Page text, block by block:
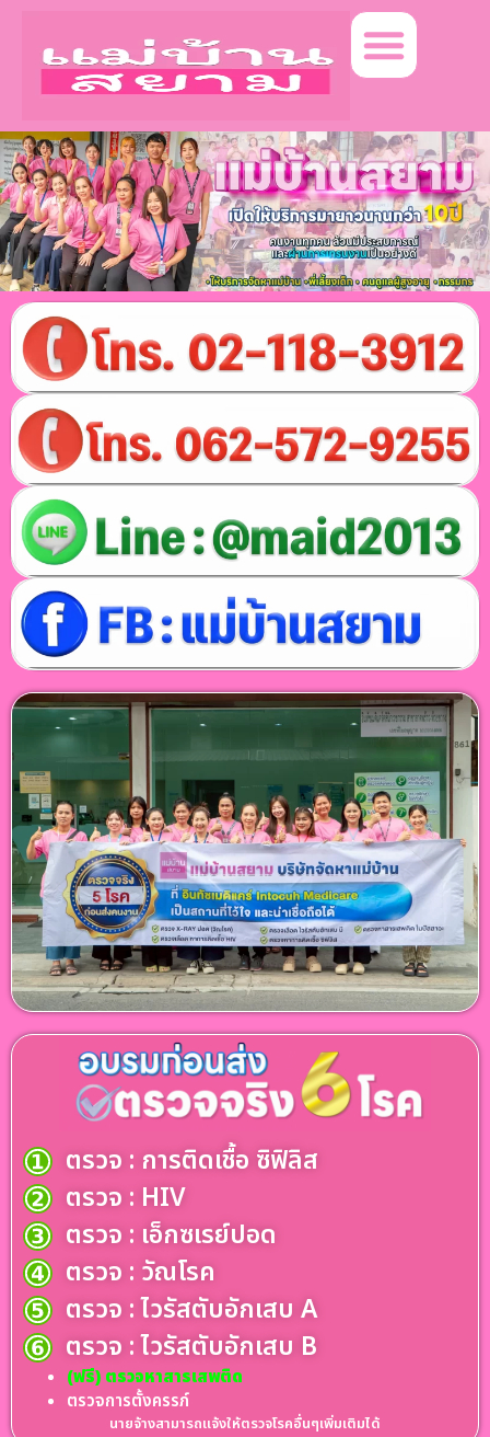
ตรวจ : การติดเชื้อ ซิฟิลิส
ตรวจ : HIV
ตรวจ : เอ็กซเรย์ปอด
ตรวจ : วัณโรค
ตรวจ : ไวรัสตับอักเสบ A
ตรวจ : ไวรัสตับอักเสบ B
(ฟรี) ตรวจหาสารเสพติด
ตรวจการตั้งครรภ์
นายจ้างสามารถแจ้งให้ตรวจโรคอื่นๆเพิ่มเติมได้